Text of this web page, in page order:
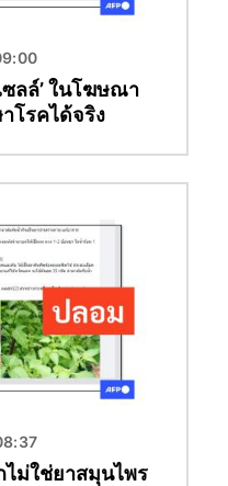
ซลล์’ ในโฆษณา
โรคได้จริง
ไม่ใช่ยาสมุนไพร